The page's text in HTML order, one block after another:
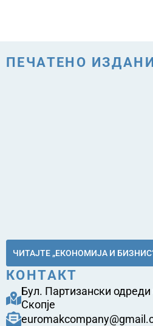
ПЕЧАТЕНО
ЧИТАЈТЕ „ЕКОНОМИЈА И
КОНТАКТ
Бул. Партизански
Скопје